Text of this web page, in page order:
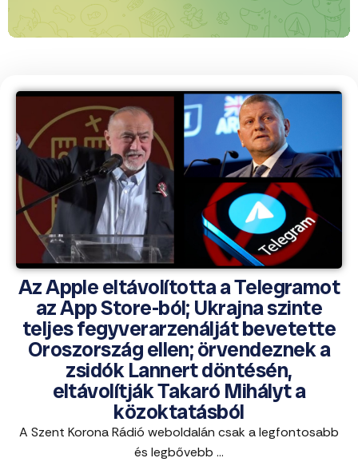
Az Apple eltávolította a Telegramot
az App Store-ból; Ukrajna szinte
teljes fegyverarzenálját bevetette
Oroszország ellen; örvendeznek a
zsidók Lannert döntésén,
eltávolítják Takaró Mihályt a
közoktatásból
A Szent Korona Rádió weboldalán csak a legfontosabb
és legbővebb ...